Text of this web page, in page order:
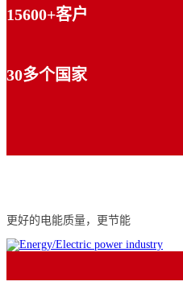
15600+客户
30多个国家
更好的电能质量，更节能